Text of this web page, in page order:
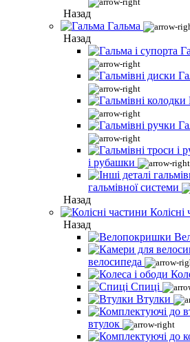
Назад
Гальма
Назад
і рубашки
гальмівної системи
Назад
Колісні
Назад
велосипеда
Спиці
Втулки
втулок